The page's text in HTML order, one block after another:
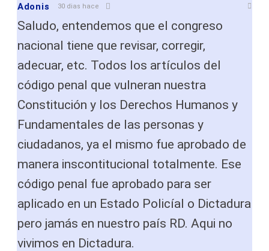
Adonis 30 dias hace
Saludo, entendemos que el congreso
nacional tiene que revisar, corregir,
adecuar, etc. Todos los artículos del
código penal que vulneran nuestra
Constitución y los Derechos Humanos y
Fundamentales de las personas y
ciudadanos, ya el mismo fue aprobado de
manera inscontitucional totalmente. Ese
código penal fue aprobado para ser
aplicado en un Estado Policíal o Dictadura
pero jamás en nuestro país RD. Aqui no
vivimos en Dictadura.